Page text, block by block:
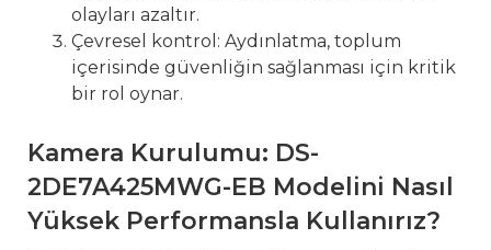
olayları azaltır.
Çevresel kontrol: Aydınlatma, toplum
içerisinde güvenliğin sağlanması için kritik
bir rol oynar.
Kamera Kurulumu: DS-
2DE7A425MWG-EB Modelini Nasıl
Yüksek Performansla Kullanırız?